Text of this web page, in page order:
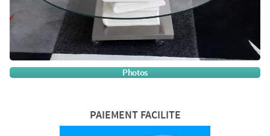
Photos
PAIEMENT FACILITE